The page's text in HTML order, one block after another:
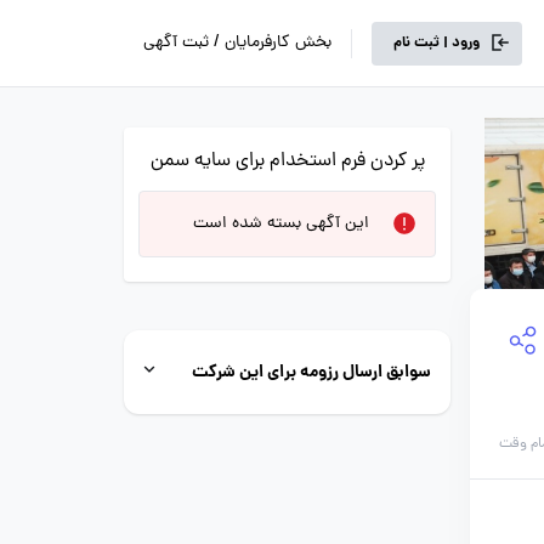
ورود | ثبت نام بخش کارفرمایان / ثبت آگهی
وقت
پر کردن فرم استخدام برای سایه سمن
این آگهی بسته شده است
سوابق ارسال رزومه برای این شرکت